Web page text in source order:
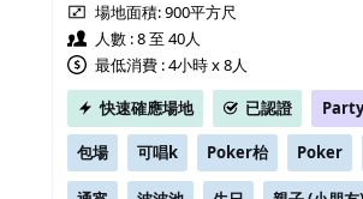
場地面積:900平方尺
人數 : 8 至 40人
最低消費 : 4小時 x 8人
快速確應場地
已認證
包場 可唱k Poker枱 Poker